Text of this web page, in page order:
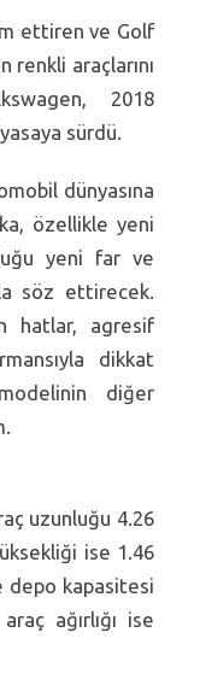
ettiren ve Golf
renkli araçlarını
2018
sürdü.
dünyasına
özellikle yeni
yeni far ve
söz ettirecek.
hatlar, agresif
dikkat
diğer
uzunluğu 4.26
ise 1.46
depo kapasitesi
ağırlığı ise